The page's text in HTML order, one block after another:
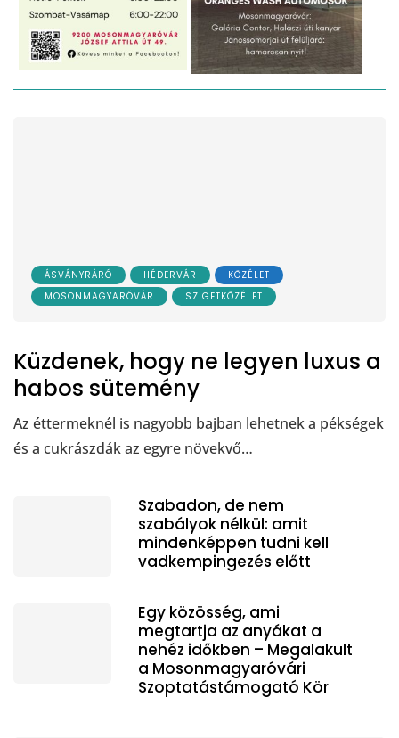
ÁSVÁNYRÁRÓ HÉDERVÁR
KÖZÉLET
MOSONMAGYARÓVÁR
SZIGETKÖZÉLET
Küzdenek, hogy ne legyen luxus a
habos sütemény
Az éttermeknél is nagyobb bajban lehetnek a pékségek
és a cukrászdák az egyre növekvő…
Szabadon, de nem
szabályok nélkül: amit
mindenképpen tudni kell
vadkempingezés előtt
Egy közösség, ami
megtartja az anyákat a
nehéz időkben – Megalakult
a Mosonmagyaróvári
Szoptatástámogató Kör